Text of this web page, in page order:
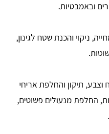
ובאמבטיות.
ניקוי והכנת שטח לגינון,
וצבע, תיקון והחלפת אריחי
החלפת מנעולים פשוטים,